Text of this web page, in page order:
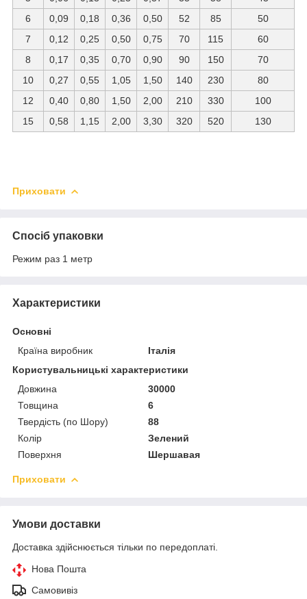
6
0,09 0,18 0,36 0,50 52 85
50
7
0,12 0,25 0,50 0,75 70 115
60
8
0,17 0,35 0,70 0,90 90 150
70
10
0,27 0,55 1,05 1,50 140 230
80
12
0,40 0,80 1,50 2,00 210 330
100
15
0,58 1,15 2,00 3,30 320 520 130
Приховати
Спосіб упаковки
Режим раз 1 метр
Характеристики
Основні
Країна виробник
Італія
Користувальницькі характеристики
Довжина
30000
Товщина
6
Твердість (по Шору)
88
Колір
Зелений
Поверхня
Шершавая
Приховати
Умови доставки
Доставка здійснюється тільки по передоплаті.
Нова Пошта
Самовивіз